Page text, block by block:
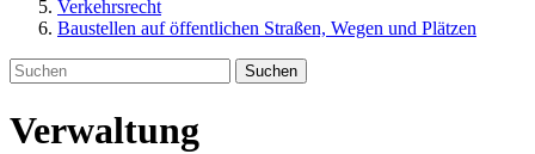
Verkehrsrecht
Baustellen auf öffentlichen Straßen, Wegen und Plätzen
Suchen
Verwaltung